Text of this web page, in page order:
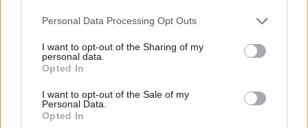
Please note that this website/app uses one or more Google
not limited to your visit or usage behaviour. You may click to
grant or deny consent to Google and its third-party tags to
use your data for below specified purposes in below Google
consent section.
Personal Data Processing Opt Outs
I want to opt-out of the Sharing of my
personal data.
Opted In
I want to opt-out of the Sale of my
Personal Data.
Opted In
Ricevi le nostre ultime news